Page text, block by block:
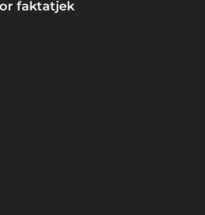
faktatjek